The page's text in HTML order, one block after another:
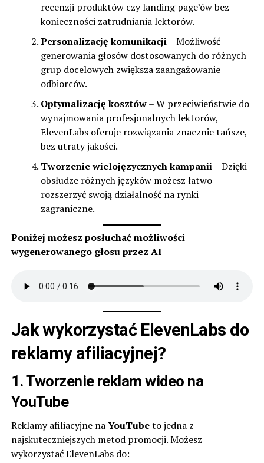
recenzji produktów czy landing page’ów bez
konieczności zatrudniania lektorów.
Personalizację komunikacji– Możliwość
generowania głosów dostosowanych do różnych
grup docelowych zwiększa zaangażowanie
odbiorców.
Optymalizację kosztów– W przeciwieństwie do
wynajmowania profesjonalnych lektorów,
ElevenLabs oferuje rozwiązania znacznie tańsze,
bez utraty jakości.
Tworzenie wielojęzycznych kampanii– Dzięki
obsłudze różnych języków możesz łatwo
rozszerzyć swoją działalność na rynki
zagraniczne.
Poniżej możesz posłuchać możliwości
wygenerowanego głosu przez AI
Jak wykorzystać ElevenLabs do
reklamy afiliacyjnej?
1. Tworzenie reklam wideo na
YouTube
Reklamy afiliacyjne naYouTubeto jedna z
najskuteczniejszych metod promocji. Możesz
wykorzystać ElevenLabs do: